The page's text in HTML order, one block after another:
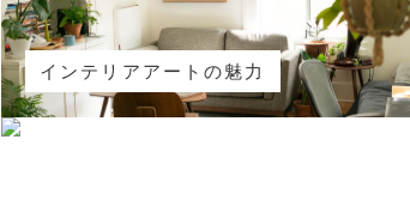
インテリアアートの魅力